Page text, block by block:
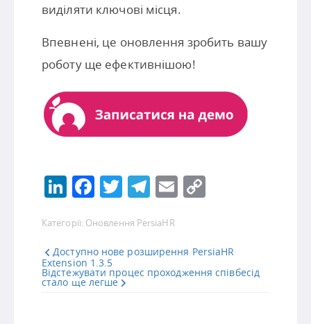
виділяти ключові місця.
Впевнені, це оновлення зробить вашу
роботу ще ефективнішою!
LinkedIn
Facebook
Twitter
Telegram
Email
Категорії: Оновлення PersiaHR
Доступно нове розширення PersiaHR
Extension 1.3.5
Відстежувати процес проходження співбесід
стало ще легше